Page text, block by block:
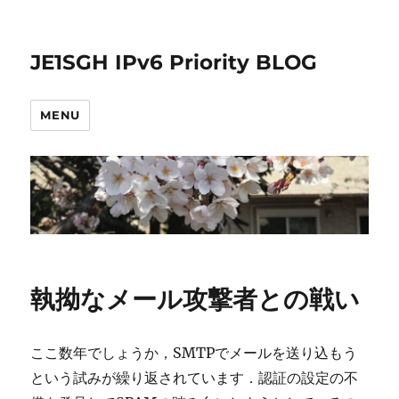
JE1SGH IPv6 Priority BLOG
MENU
執拗なメール攻撃者との戦い
ここ数年でしょうか，SMTPでメールを送り込もう
という試みが繰り返されています．認証の設定の不